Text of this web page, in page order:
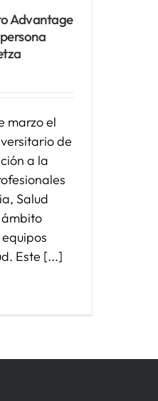
Advantage
marzo el
de
a la
Salud
Este [...]